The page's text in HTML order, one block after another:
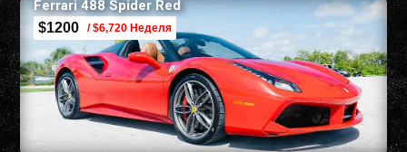
Ferrari 488 Spider Red
$1200 / $6,720 Неделя